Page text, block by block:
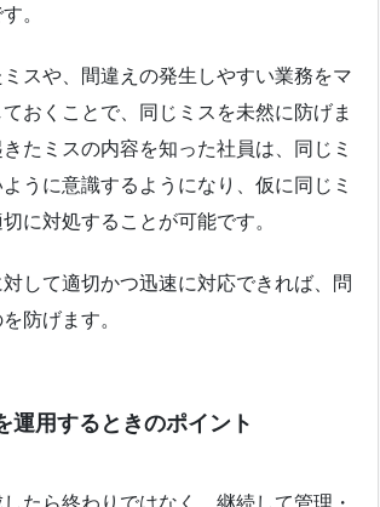
。
スや、間違えの発生しやすい業務をマ
おくことで、同じミスを未然に防げま
たミスの内容を知った社員は、同じミ
うに意識するようになり、仮に同じミ
に対処することが可能です。
対して適切かつ迅速に対応できれば、問
防げます。
運用するときのポイント
たら終わりではなく、継続して管理・